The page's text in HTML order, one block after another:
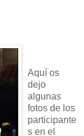
Aquí os
dejo
algunas
fotos de los
participante
s en el